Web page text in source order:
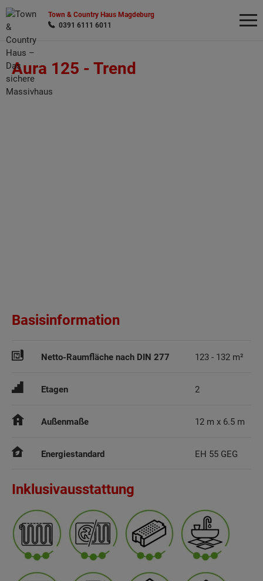
Town & Country Haus Magdeburg
0391 6111 6011
Aura 125 - Trend
Basisinformation
Netto-Raumfläche nach DIN 277 123 - 132 m²
Etagen 2
Außenmaße 12 m x 6.5 m
Energiestandard EH 55 GEG
Inklusivausstattung
Wonach möchten Sie suchen?